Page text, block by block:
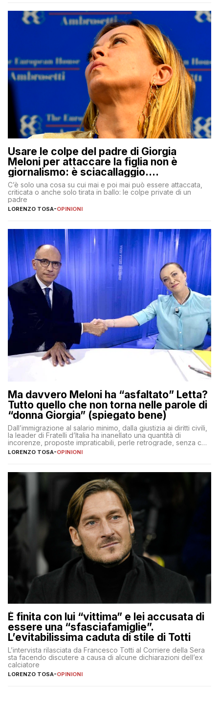
Usare le colpe del padre di Giorgia
Meloni per attaccare la figlia non è
giornalismo: è sciacallaggio.
Dimostriamo di essere diversi
C’è solo una cosa su cui mai e poi mai può essere attaccata,
criticata o anche solo tirata in ballo: le colpe private di un
padre
LORENZO TOSA-OPINIONI
Ma davvero Meloni ha “asfaltato” Letta?
Tutto quello che non torna nelle parole di
“donna Giorgia” (spiegato bene)
Dall’immigrazione al salario minimo, dalla giustizia ai diritti civili,
la leader di Fratelli d’Italia ha inanellato una quantità di
incorenze, proposte impraticabili, perle retrograde, senza che
nessuno – a destra come a sinistra – glielo abbia fatto notare
LORENZO TOSA-OPINIONI
È finita con lui “vittima” e lei accusata di
essere una “sfasciafamiglie”.
L’evitabilissima caduta di stile di Totti
L’intervista rilasciata da Francesco Totti al Corriere della Sera
sta facendo discutere a causa di alcune dichiarazioni dell’ex
calciatore
LORENZO TOSA-OPINIONI